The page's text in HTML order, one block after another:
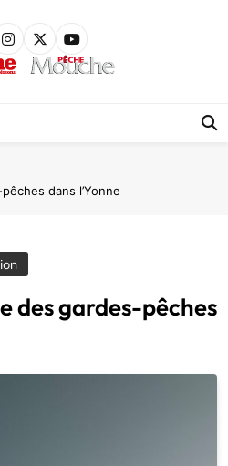
dans l’Yonne
des gardes-pêches